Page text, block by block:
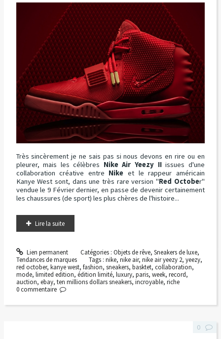
Très sincèrement je ne sais pas si nous devons en rire ou en
pleurer, mais les célèbres Nike Air Yeezy IIissues d'une
collaboration créative entre Nike et le rappeur américain
Kanye West sont, dans une très rare version "Red October"
vendue le 9 Février dernier, en passe de devenir certainement
les chaussures (de sport) les plus chères de l'histoire...
Lire la suite
Lien permanent Catégories : Objets de rêve, Sneakers de luxe,
Tendances de marques
Tags :nike,nike air,nike air yeezy 2,yeezy,
red october, kanye west, fashion, sneakers, basktet, collaboration,
mode, limited edition, édition limité, luxury, paris, week, record,
auction, ebay, ten millions dollars sneakers, incroyable, riche
0 commentaire
0